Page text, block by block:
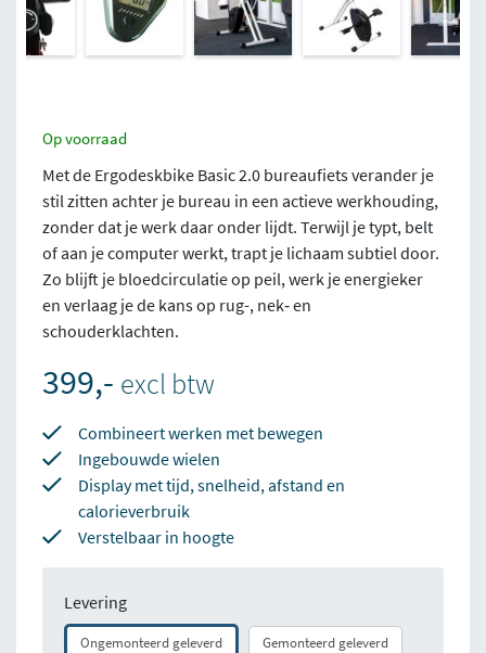
Op voorraad
Met de Ergodeskbike Basic 2.0 bureaufiets verander je
stil zitten achter je bureau in een actieve werkhouding,
zonder dat je werk daar onder lijdt. Terwijl je typt, belt
of aan je computer werkt, trapt je lichaam subtiel door.
Zo blijft je bloedcirculatie op peil, werk je energieker
en verlaag je de kans op rug-, nek‑ en
schouderklachten.
399,- excl btw
Combineert werken met bewegen
Ingebouwde wielen
Display met tijd, snelheid, afstand en
calorieverbruik
Verstelbaar in hoogte
Levering
Ongemonteerd geleverd Gemonteerd geleverd